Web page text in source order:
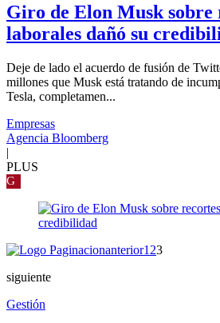
Giro de Elon Musk sobre
laborales dañó su
Deje de lado el acuerdo de fusión de
millones que Musk está tratando de
Tesla, completamen...
Empresas
Agencia Bloomberg
|
PLUS
G
anterior1 23
siguiente
Gestión